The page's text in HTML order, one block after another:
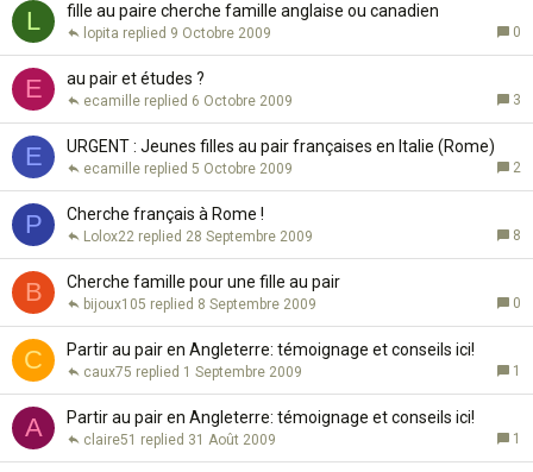
L fille au paire cherche famille anglaise ou canadien
0
9 Octobre 2009
lopita
E au pair et études ?
3
6 Octobre 2009
ecamille
E URGENT : Jeunes filles au pair françaises en Italie (Rome)
2
5 Octobre 2009
ecamille
P Cherche français à Rome !
8
28 Septembre 2009
Lolox22
B Cherche famille pour une fille au pair
0
8 Septembre 2009
bijoux105
C Partir au pair en Angleterre: témoignage et conseils ici!
1
1 Septembre 2009
caux75
A Partir au pair en Angleterre: témoignage et conseils ici!
1
31 Août 2009
claire51